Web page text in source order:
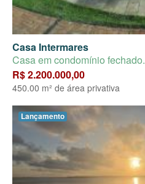
Casa Intermares
Casa em condomínio fechado.
R$ 2.200.000,00
450.00 m² de área privativa
Lançamento